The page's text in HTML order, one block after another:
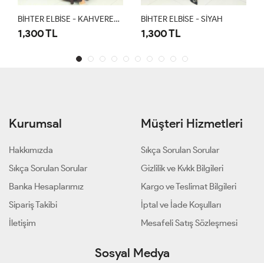
BİHTER ELBİSE - KAHVERENGİ BİHTER ELBİSE - SİYAH
1,300 TL
BİHTER ELBİSE -
1,300 TL
Kurumsal
Hakkımızda
Sıkça Sorulan Sorular
Banka Hesaplarımız
Sipariş Takibi
İletişim
Müşteri Hizmetleri
Sıkça Sorulan Sorular
Gizlilik ve Kvkk Bilgileri
Kargo ve Teslimat Bilgileri
İptal ve İade Koşulları
Mesafeli Satış Sözleşmesi
Sosyal Medya